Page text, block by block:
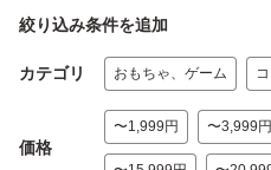
絞り込み条件を追加
カテゴリ おもちゃ、ゲーム
価格
〜1,999円 〜3,999円